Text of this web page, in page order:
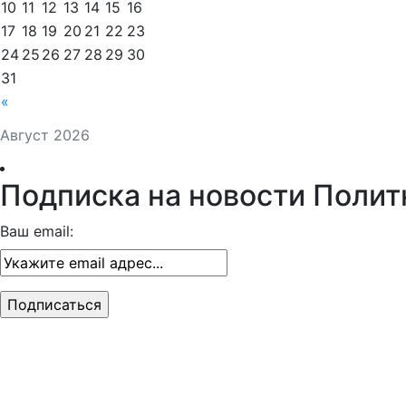
Август 2026
«
10 11 12 13 14 15 16
17 18 19 20 21 22 23
24 25 26 27 28 29 30
31
Подписка на новости
Ваш email: